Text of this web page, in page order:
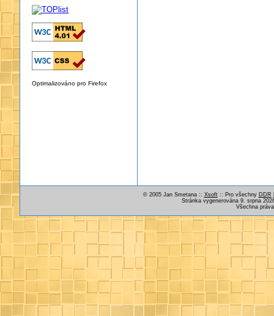
Optimalizováno pro Firefox
© 2005 Jan Smetana :: Xsoft:: Pro všechny DDR
Stránka vygenerována 9. srpna
Všechna